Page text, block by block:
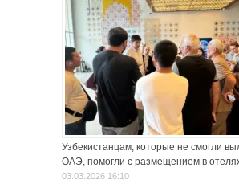
Узбекистанцам, которые не смогли
ОАЭ, помогли с размещением в
03.03.2026 16:10